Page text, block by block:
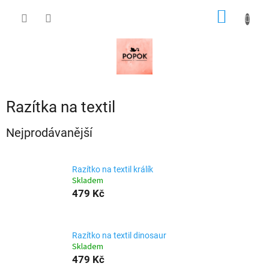
Razítka na textil
Nejprodávanější
Razítko na textil králík
Skladem
479 Kč
Razítko na textil dinosaur
Skladem
479 Kč